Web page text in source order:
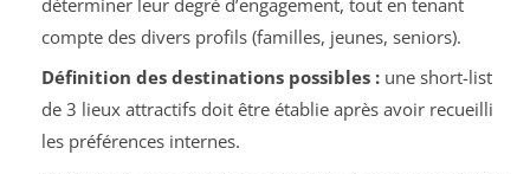
compte des divers profils (familles, jeunes, seniors).
Définition des destinations possibles :une short-list
de 3 lieux attractifs doit être établie après avoir recueilli
les préférences internes.